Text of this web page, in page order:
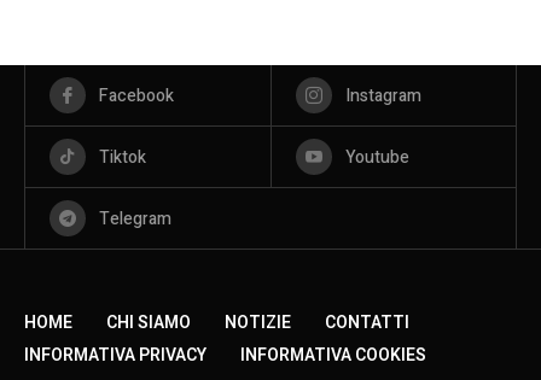
Facebook Instagram
Tiktok Youtube
Telegram
HOME CHI SIAMO NOTIZIE
CONTATTI
INFORMATIVA PRIVACY
INFORMATIVA COOKIES